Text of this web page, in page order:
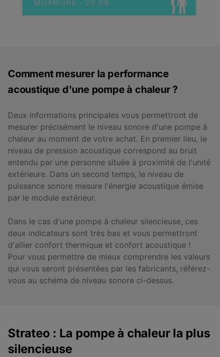
Comment mesurer la performance
acoustique d'une pompe à chaleur ?
Deux informations principales vous permettront de
mesurer précisément le niveau sonore d'une pompe à
chaleur au moment de votre achat. En premier lieu, le
niveau de pression acoustique correspond au bruit
entendu par une personne située à proximité de l'unité
extérieure. Dans un second temps, le niveau de
puissance sonore mesure l'énergie acoustique émise
par le module extérieur.
Dans le cas d'une pompe à chaleur silencieuse, ces
deux indicateurs sont très bas et vous permettront
d'allier confort thermique et confort acoustique !
Pour vous permettre de mieux comprendre les valeurs
qui vous seront présentées par les fabricants, référez-
vous au schéma de niveau sonore ci-dessus.
Strateo : La pompe à chaleur la plus
silencieuse